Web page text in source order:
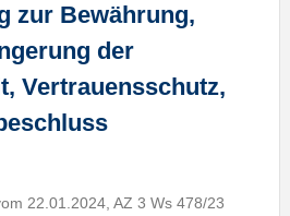
zur Bewährung,
der
Vertrauensschutz,
22.01.2024, AZ 3 Ws 478/23